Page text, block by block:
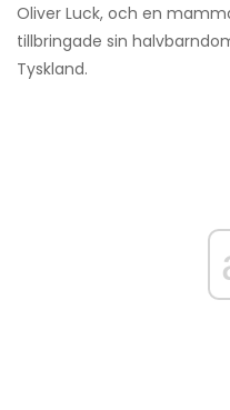
Oliver Luck, och en
tillbringade sin
Tyskland.